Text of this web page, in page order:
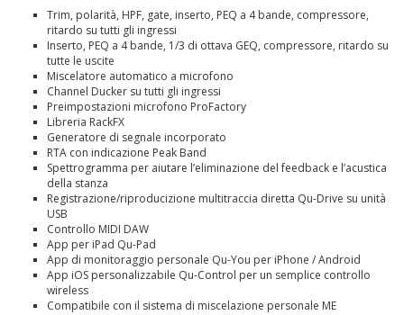
Trim, polarità, HPF, gate, inserto, PEQ a 4 bande, compressore,
ritardo su tutti gli ingressi
Inserto, PEQ a 4 bande, 1/3 di ottava GEQ, compressore, ritardo su
tutte le uscite
Miscelatore automatico a microfono
Channel Ducker su tutti gli ingressi
Preimpostazioni microfono ProFactory
Libreria RackFX
Generatore di segnale incorporato
RTA con indicazione Peak Band
Spettrogramma per aiutare l’eliminazione del feedback e l’acustica
della stanza
Registrazione/riproducizione multitraccia diretta Qu-Drive su unità
USB
Controllo MIDI DAW
App per iPad Qu-Pad
App di monitoraggio personale Qu-You per iPhone / Android
App iOS personalizzabile Qu-Control per un semplice controllo
wireless
Compatibile con il sistema di miscelazione personale ME